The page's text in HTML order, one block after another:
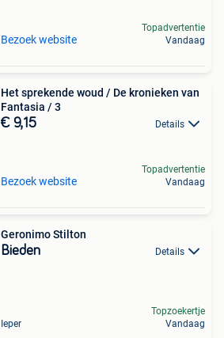
Bezoek website
Topadvertentie
Vandaag
Het sprekende woud / De kronieken van
Fantasia / 3
€ 9,15 Details
Bezoek website
Topadvertentie
Vandaag
Geronimo Stilton
Bieden Details
Ieper
Topzoekertje
Vandaag